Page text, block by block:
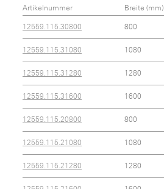
Artikelnummer Breite (mm)
12559.115.30800 800
12559.115.31080 1080
12559.115.31280 1280
12559.115.31600 1600
12559.115.20800 800
12559.115.21080 1080
12559.115.21280 1280